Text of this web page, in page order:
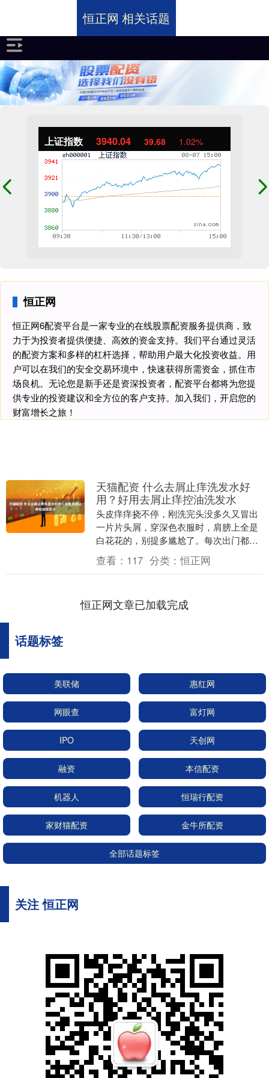
上证指数 3940.04 39.68 1.02%
恒正网
恒正网6配资平台是一家专业的在线股票配资服务提供商，致
力于为投资者提供便捷、高效的资金支持。我们平台通过灵活
的配资方案和多样的杠杆选择，帮助用户最大化投资收益。用
户可以在我们的安全交易环境中，快速获得所需资金，抓住市
场良机。无论您是新手还是资深投资者，配资平台都将为您提
供专业的投资建议和全方位的客户支持。加入我们，开启您的
财富增长之旅！
恒正网 相关话题
天猫配资 什么去屑止痒洗发水好
用？好用去屑止痒控油洗发水
头皮痒痒挠不停，刚洗完头没多久又冒出
一片片头屑，穿深色衣服时，肩膀上全是
白花花的，别提多尴尬了。每次出门都得
时不时偷偷挠挠头，生怕别人注意到自己
的“雪花肩”。工....
查看： 117 分类：恒正网
恒正网文章已加载完成
话题标签
美联储 惠红网
网眼查 富灯网
IPO 天创网
融资 本信配资
机器人 恒瑞行配资
家财猫配资 金牛所配资
全部话题标签
关注 恒正网